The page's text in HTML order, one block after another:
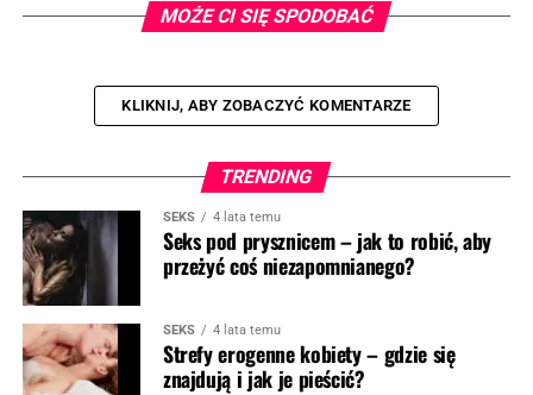
MOŻE CI SIĘ SPODOBAĆ
KLIKNIJ, ABY ZOBACZYĆ KOMENTARZE
TRENDING
SEKS 4 lata temu
Seks pod prysznicem – jak to robić, aby
przeżyć coś niezapomnianego?
SEKS 4 lata temu
Strefy erogenne kobiety – gdzie się
znajdują i jak je pieścić?